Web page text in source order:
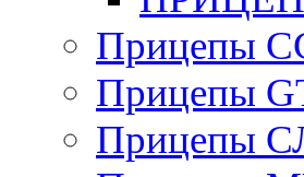
Прицепы
Прицепы
Прицепы